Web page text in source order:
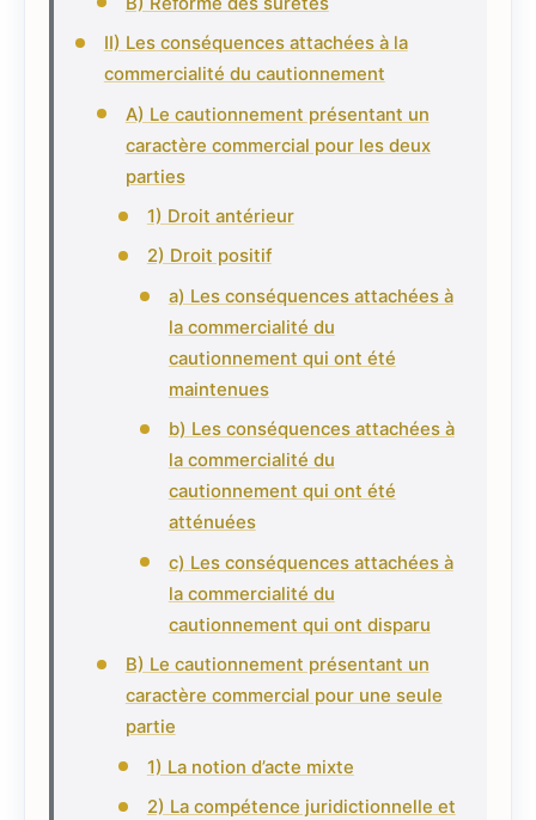
II) Les conséquences attachées à la
commercialité du cautionnement
A) Le cautionnement présentant un
caractère commercial pour les deux
parties
1) Droit antérieur
2) Droit positif
a) Les conséquences attachées à
la commercialité du
cautionnement qui ont été
maintenues
b) Les conséquences attachées à
la commercialité du
cautionnement qui ont été
atténuées
c) Les conséquences attachées à
la commercialité du
cautionnement qui ont disparu
B) Le cautionnement présentant un
caractère commercial pour une seule
partie
1) La notion d’acte mixte
2) La compétence juridictionnelle et